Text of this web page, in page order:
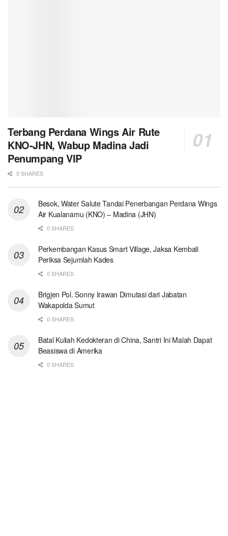
Terbang Perdana Wings Air Rute
KNO-JHN, Wabup Madina Jadi
Penumpang VIP
0 SHARES
Besok, Water Salute Tandai Penerbangan Perdana Wings
Air Kualanamu (KNO) – Madina (JHN)
0 SHARES
Perkembangan Kasus Smart Village, Jaksa Kembali
Periksa Sejumlah Kades
0 SHARES
Brigjen Pol. Sonny Irawan Dimutasi dari Jabatan
Wakapolda Sumut
0 SHARES
Batal Kuliah Kedokteran di China, Santri Ini Malah Dapat
Beasiswa di Amerika
0 SHARES